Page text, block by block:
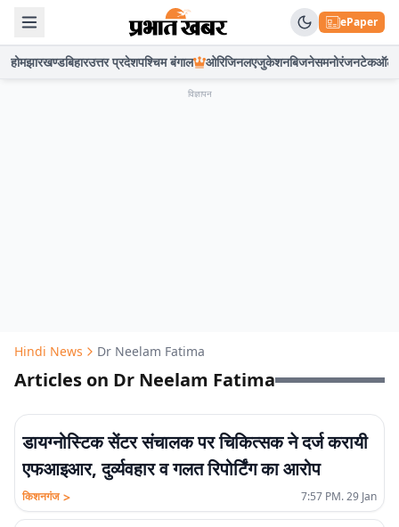
ePaper
होमझारखण्डबिहारउत्तर प्रदेशपश्चिम बंगाल ओरिजिनलएजुकेशनबिजनेसमनोरंजनटेकऑटो
विज्ञापन
Hindi News Dr Neelam Fatima
Articles on Dr Neelam Fatima
डायग्नोस्टिक सेंटर संचालक पर चिकित्सक ने दर्ज करायी
एफआइआर, दुर्व्यवहार व गलत रिपोर्टिंग का आरोप
किशनगंज > 7:57 PM. 29 Jan